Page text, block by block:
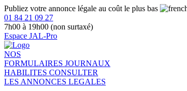
Publiez votre annonce légale au coût le plus bas
01 84 21 09 27
7h00 à 19h00 (non surtaxé)
Espace JAL-Pro
NOS
FORMULAIRES JOURNAUX
HABILITES CONSULTER
LES ANNONCES LEGALES